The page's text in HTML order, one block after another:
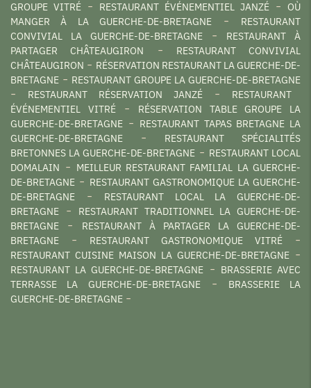
GROUPE VITRÉ
RESTAURANT ÉVÉNEMENTIEL JANZÉ
OÙ
MANGER À LA GUERCHE-DE-BRETAGNE
RESTAURANT
CONVIVIAL LA GUERCHE-DE-BRETAGNE
RESTAURANT À
PARTAGER CHÂTEAUGIRON
RESTAURANT CONVIVIAL
CHÂTEAUGIRON
RÉSERVATION RESTAURANT LA GUERCHE-DE-
BRETAGNE
RESTAURANT GROUPE LA GUERCHE-DE-BRETAGNE
RESTAURANT RÉSERVATION JANZÉ
RESTAURANT
ÉVÉNEMENTIEL VITRÉ
RÉSERVATION TABLE GROUPE LA
GUERCHE-DE-BRETAGNE
RESTAURANT TAPAS BRETAGNE LA
GUERCHE-DE-BRETAGNE
RESTAURANT SPÉCIALITÉS
BRETONNES LA GUERCHE-DE-BRETAGNE
RESTAURANT LOCAL
DOMALAIN
MEILLEUR RESTAURANT FAMILIAL LA GUERCHE-
DE-BRETAGNE
RESTAURANT GASTRONOMIQUE LA GUERCHE-
DE-BRETAGNE
RESTAURANT LOCAL LA GUERCHE-DE-
BRETAGNE
RESTAURANT TRADITIONNEL LA GUERCHE-DE-
BRETAGNE
RESTAURANT À PARTAGER LA GUERCHE-DE-
BRETAGNE
RESTAURANT GASTRONOMIQUE VITRÉ
RESTAURANT CUISINE MAISON LA GUERCHE-DE-BRETAGNE
RESTAURANT LA GUERCHE-DE-BRETAGNE
BRASSERIE AVEC
TERRASSE LA GUERCHE-DE-BRETAGNE
BRASSERIE LA
GUERCHE-DE-BRETAGNE